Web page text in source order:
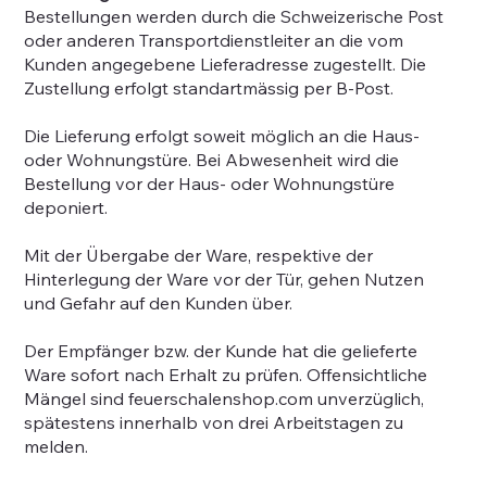
Bestellungen werden durch die Schweizerische Post
oder anderen Transportdienstleiter an die vom
Kunden angegebene Lieferadresse zugestellt. Die
Zustellung erfolgt standartmässig per B-Post.
Die Lieferung erfolgt soweit möglich an die Haus-
oder Wohnungstüre. Bei Abwesenheit wird die
Bestellung vor der Haus- oder Wohnungstüre
deponiert.
Mit der Übergabe der Ware, respektive der
Hinterlegung der Ware vor der Tür, gehen Nutzen
und Gefahr auf den Kunden über.
Der Empfänger bzw. der Kunde hat die gelieferte
Ware sofort nach Erhalt zu prüfen. Offensichtliche
Mängel sind feuerschalenshop.com unverzüglich,
spätestens innerhalb von drei Arbeitstagen zu
melden.